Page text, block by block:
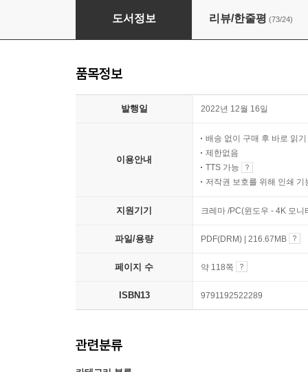
한경아르떼 합스부르크 600년 매혹의 걸작들
도서정보 리뷰/한줄평 (73/24)
품목정보
발행일 2022년 12월 16일
이용안내
배송 없이 구매 후 바로 읽기
제한없음
TTS 가능
저작권 보호를 위해 인쇄 기
지원기기 크레마 /PC(윈도우 - 4K 모
파일/용량 PDF(DRM) | 216.67MB
페이지 수 약 118쪽
ISBN13 9791192522289
관련분류